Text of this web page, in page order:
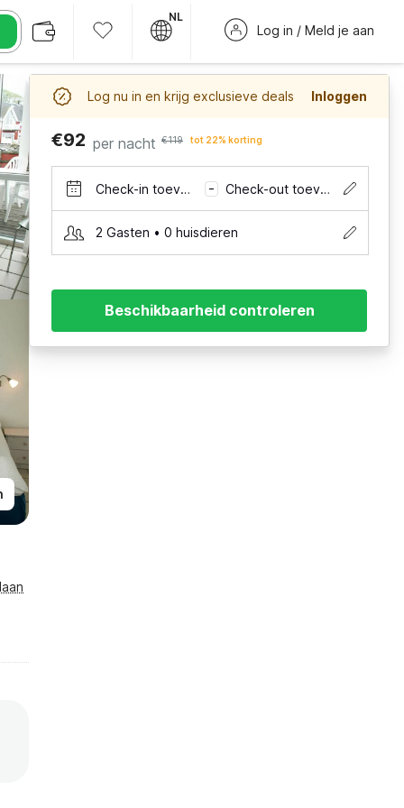
NL
Log in / Meld je aan
Log nu in en krijg exclusieve deals Inloggen
€92 per nacht €119 tot 22% korting
Check-in toevoegen – Check-out toevoegen
2 Gasten • 0 huisdieren
Beschikbaarheid controleren